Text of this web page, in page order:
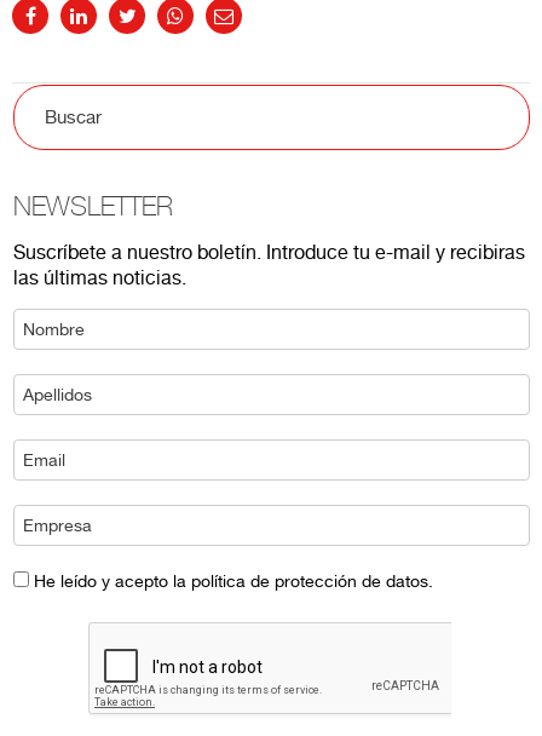
NEWSLETTER
Suscríbete a nuestro boletín. Introduce tu e-mail y recibiras
las últimas noticias.
He leído y acepto la política de protección de datos.